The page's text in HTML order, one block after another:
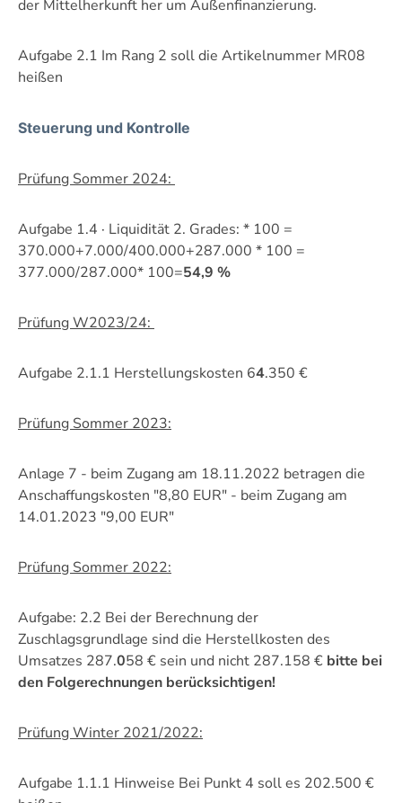
der Mittelherkunft her um Außenfinanzierung.
Aufgabe 2.1 Im Rang 2 soll die Artikelnummer MR08
heißen
Steuerung und Kontrolle
Prüfung Sommer 2024:
Aufgabe 1.4 · Liquidität 2. Grades: * 100 =
370.000+7.000/400.000+287.000 * 100 =
377.000/287.000* 100=54,9 %
Prüfung W2023/24:
Aufgabe 2.1.1 Herstellungskosten 64.350 €
Prüfung Sommer 2023:
Anlage 7 - beim Zugang am 18.11.2022 betragen die
Anschaffungskosten "8,80 EUR" - beim Zugang am
14.01.2023 "9,00 EUR"
Prüfung Sommer 2022:
Aufgabe: 2.2 Bei der Berechnung der
Zuschlagsgrundlage sind die Herstellkosten des
Umsatzes 287.058 € sein und nicht 287.158 € bitte bei
den Folgerechnungen berücksichtigen!
Prüfung Winter 2021/2022:
Aufgabe 1.1.1 Hinweise Bei Punkt 4 soll es 202.500 €